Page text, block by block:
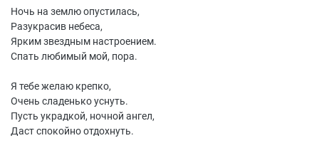
Ночь на землю опустилась,
Разукрасив небеса,
Ярким звездным настроением.
Спать любимый мой, пора.
Я тебе желаю крепко,
Очень сладенько уснуть.
Пусть украдкой, ночной ангел,
Даст спокойно отдохнуть.